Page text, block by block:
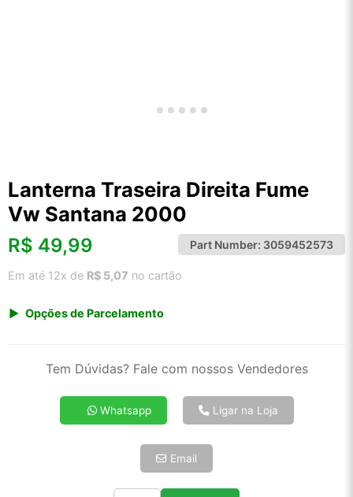
Lanterna Traseira Direita Fume
Vw Santana 2000
R$ 49,99 Part Number: 3059452573
Em até 12x de R$ 5,07 no cartão
Opções de Parcelamento
2x de R$ 26,90
4x de R$ 13,85
5x de R$ 11,23
Tem Dúvidas? Fale com nossos Vendedores
Whatsapp Ligar na Loja
Email